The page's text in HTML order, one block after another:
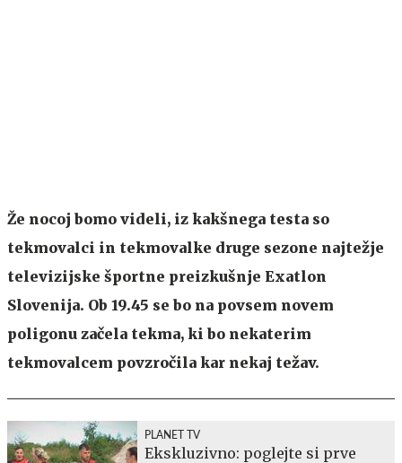
Že nocoj bomo videli, iz kakšnega testa so
tekmovalci in tekmovalke druge sezone najtežje
televizijske športne preizkušnje Exatlon
Slovenija. Ob 19.45 se bo na povsem novem
poligonu začela tekma, ki bo nekaterim
tekmovalcem povzročila kar nekaj težav.
PLANET TV
Ekskluzivno: poglejte si prve